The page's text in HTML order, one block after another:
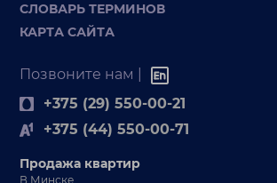
СЛОВАРЬ ТЕРМИНОВ
КАРТА САЙТА
Позвоните нам |
+375 (29) 550-00-21
+375 (44) 550-00-71
Продажа квартир
В Минске